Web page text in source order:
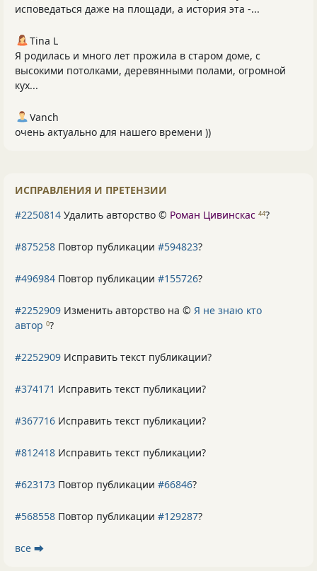
исповедаться даже на площади, а история эта -...
Tina L
Я родилась и много лет прожила в старом доме, с
высокими потолками, деревянными полами, огромной
кух...
Vanch
очень актуально для нашего времени ))
ИСПРАВЛЕНИЯ И ПРЕТЕНЗИИ
#2250814 Удалить авторство © Роман Цивинскас 44?
#875258 Повтор публикации #594823?
#496984 Повтор публикации #155726?
#2252909 Изменить авторство на © Я не знаю кто
автор 0?
#2252909 Исправить текст публикации?
#374171 Исправить текст публикации?
#367716 Исправить текст публикации?
#812418 Исправить текст публикации?
#623173 Повтор публикации #66846?
#568558 Повтор публикации #129287?
все ⮕